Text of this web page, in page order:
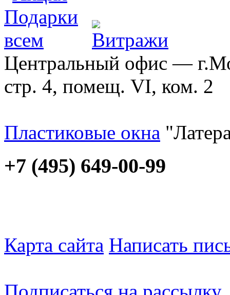
Центральный офис —
стр. 4, помещ. VI, ком. 2
Пластиковые окна
+7 (495) 649-00-99
Карта сайта Написать